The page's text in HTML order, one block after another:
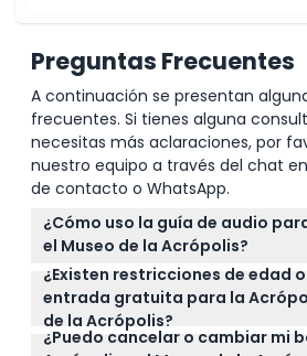
Preguntas Frecuentes
A continuación se presentan
frecuentes. Si tienes alguna
necesitas más aclaraciones, por
nuestro equipo a través del chat
de contacto o WhatsApp.
¿Cómo uso la guía de audio
el Museo de la Acrópolis?
Después de reservar en línea en
un cupón con instrucciones
la guía de audio multilingüe en
alemán, italiano o español, para
¿Existen restricciones de edad
entrada gratuita para la
de la Acrópolis?
Los niños menores de 6 años y
¿Puedo cancelar o cambiar mi